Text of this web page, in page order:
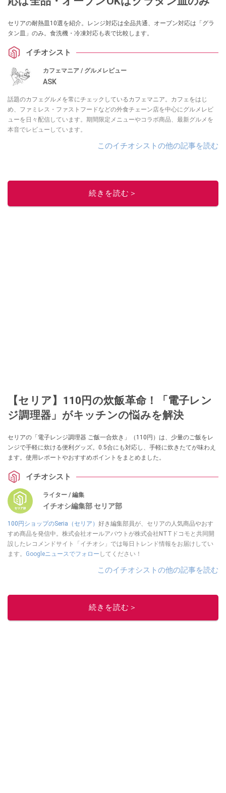
セリアの耐熱皿10選を紹介。レンジ対応は全品共通、オーブン対応は「グラ
タン皿」のみ。食洗機・冷凍対応も表で比較します。
イチオシスト
カフェマニア / グルメレビュー
ASK
話題のカフェグルメを常にチェックしているカフェマニア。カフェをはじ
め、ファミレス・ファストフードなどの外食チェーン店を中心にグルメレビ
ューを日々配信しています。期間限定メニューやコラボ商品、最新グルメを
本音でレビューしています。
このイチオシストの他の記事を読む
続きを読む＞
【セリア】110円の炊飯革命！「電子レン
ジ調理器」がキッチンの悩みを解決
セリアの「電子レンジ調理器 ご飯一合炊き」（110円）は、少量のご飯をレ
ンジで手軽に炊ける便利グッズ。0.5合にも対応し、手軽に炊きたてが味わえ
ます。使用レポートやおすすめポイントをまとめました。
イチオシスト
ライター / 編集
イチオシ編集部 セリア部
100円ショップのSeria（セリア） 好き編集部員が、セリアの人気商品やおす
すめ商品を発信中。株式会社オールアバウトが株式会社NTTドコモと共同開
設したレコメンドサイト「イチオシ」では毎日トレンド情報をお届けしてい
ます。 Googleニュースでフォロー してください！
このイチオシストの他の記事を読む
続きを読む＞